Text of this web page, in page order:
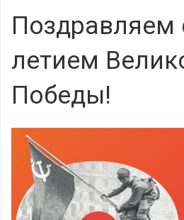
Поздравляем
летием
Победы!